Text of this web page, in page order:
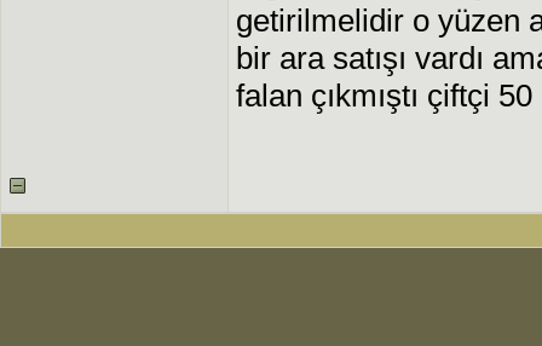
getirilmelidir o yüzen
bir ara satışı vardı
falan çıkmıştı çiftçi